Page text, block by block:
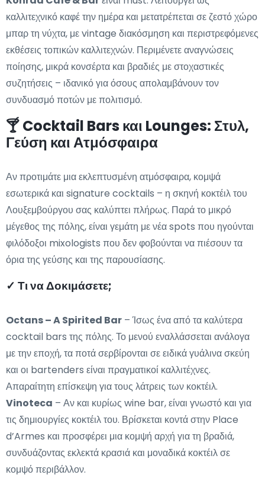
καλλιτεχνικό καφέ την ημέρα και μετατρέπεται σε ζεστό χώρο
μπαρ τη νύχτα, με vintage διακόσμηση και περιστρεφόμενες
εκθέσεις τοπικών καλλιτεχνών. Περιμένετε αναγνώσεις
ποίησης, μικρά κονσέρτα και βραδιές με στοχαστικές
συζητήσεις – ιδανικό για όσους απολαμβάνουν τον
συνδυασμό ποτών με πολιτισμό.
🍸 Cocktail Bars και Lounges: Στυλ,
Γεύση και Ατμόσφαιρα
Αν προτιμάτε μια εκλεπτυσμένη ατμόσφαιρα, κομψά
εσωτερικά και signature cocktails – η σκηνή κοκτέιλ του
Λουξεμβούργου σας καλύπτει πλήρως. Παρά το μικρό
μέγεθος της πόλης, είναι γεμάτη με νέα spots που ηγούνται
φιλόδοξοι mixologists που δεν φοβούνται να πιέσουν τα
όρια της γεύσης και της παρουσίασης.
✓ Τι να Δοκιμάσετε;
Octans – A Spirited Bar – Ίσως ένα από τα καλύτερα
cocktail bars της πόλης. Το μενού εναλλάσσεται ανάλογα
με την εποχή, τα ποτά σερβίρονται σε ειδικά γυάλινα σκεύη
και οι bartenders είναι πραγματικοί καλλιτέχνες.
Απαραίτητη επίσκεψη για τους λάτρεις των κοκτέιλ.
Vinoteca – Αν και κυρίως wine bar, είναι γνωστό και για
τις δημιουργίες κοκτέιλ του. Βρίσκεται κοντά στην Place
d’Armes και προσφέρει μια κομψή αρχή για τη βραδιά,
συνδυάζοντας εκλεκτά κρασιά και μοναδικά κοκτέιλ σε
κομψό περιβάλλον.